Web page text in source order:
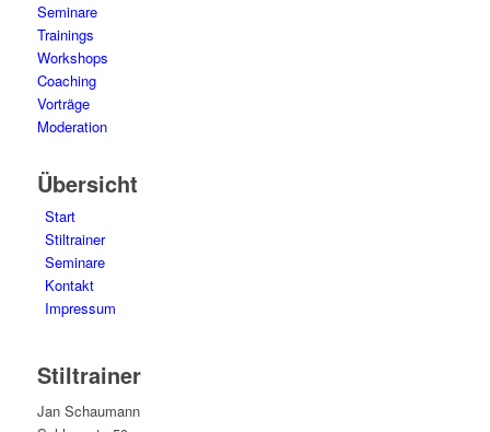
Seminare
Trainings
Workshops
Coaching
Vorträge
Moderation
Übersicht
Start
Stiltrainer
Seminare
Kontakt
Impressum
Stiltrainer
Jan Schaumann